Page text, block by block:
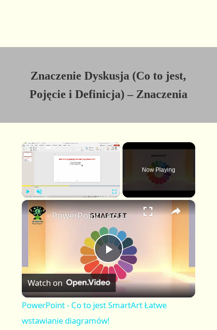
Znaczenie Dyskusja (Co to jest,
Pojęcie i Definicja) – Znaczenia
×
n
m
u
l
c
r
e
Now Playing
×
P
l
a
PowerPoint - Co to jest SmartArt Łatwe wstawianie diagramów!
Watch on
PowerPoint - Co to jest SmartArt Łatwe
wstawianie diagramów!